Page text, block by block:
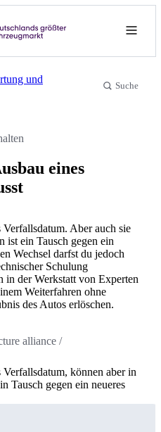
und
Suche
eines
Aber auch sie
ist ein Tausch gegen ein
Wechsel darfst du jedoch
Schulung
in der Werkstatt von Experten
Weiterfahren ohne
des Autos erlöschen.
alliance /
können aber in
Tausch gegen ein neueres